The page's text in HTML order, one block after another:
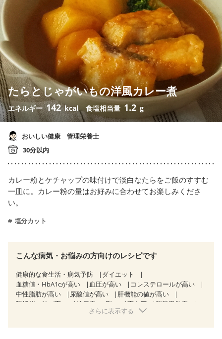
たらとじゃがいもの洋風カレー煮
エネルギー142 kcal 食塩相当量 1.2 g
おいしい健康 管理栄養士
30分以内
カレー粉とケチャップの味付けで淡白なたらをご飯のすすむ
一皿に。カレー粉の量はお好みに合わせてお楽しみくださ
い。
塩分カット
こんな病気・お悩みの方向けのレシピです
健康的な食生活・病気予防
ダイエット
血糖値・HbA1cが高い
血圧が高い
コレステロールが高い
中性脂肪が高い
尿酸値が高い
肝機能の値が高い
腎機能の値が高い
糖尿病（2型） 高血圧
脂質異常症
狭心症 心筋梗塞
さらに表示する